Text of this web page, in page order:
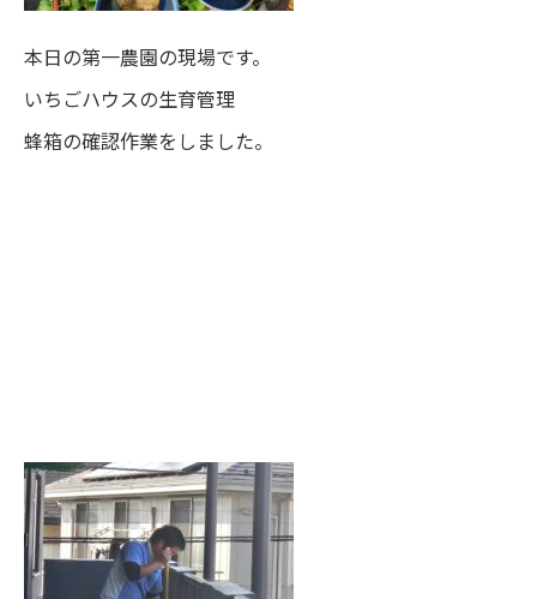
本日の第一農園の現場です。
いちごハウスの生育管理
蜂箱の確認作業をしました。